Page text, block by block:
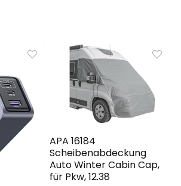
APA 16184
Scheibenabdeckung
Auto Winter Cabin Cap,
für Pkw, 12.38